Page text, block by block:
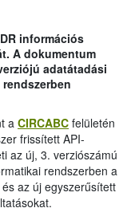
információs
A dokumentum
adatátadási
a CIRCABC felületén
frissített API-
az új, 3. verziószámú
rendszerben a
az új egyszerűsített